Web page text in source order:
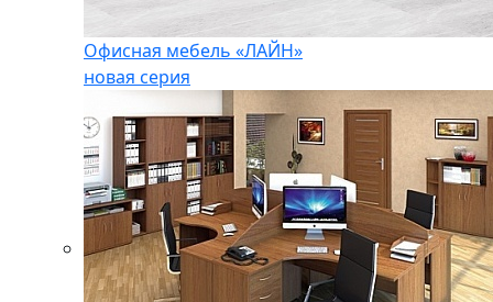
Офисная мебель «ЛАЙН»
новая серия